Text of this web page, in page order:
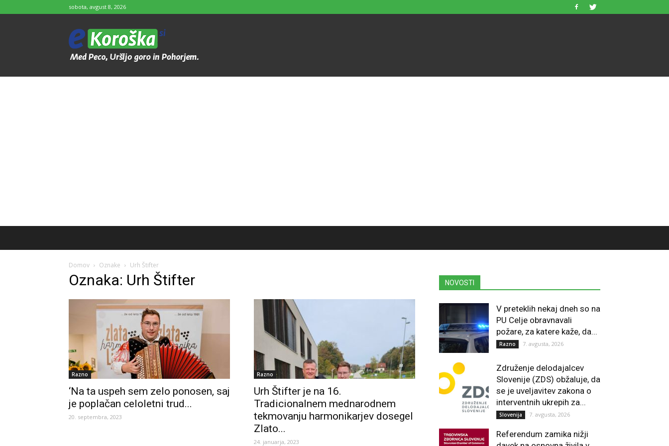
sobota, avgust 8, 2026
e-
Koroška
Domov Oznake Urh Štifter
Oznaka: Urh Štifter
Razno
‘Na ta uspeh sem zelo ponosen, saj
je poplačan celoletni trud...
20. septembra, 2023
Razno
Urh Štifter je na 16.
Tradicionalnem mednarodnem
tekmovanju harmonikarjev dosegel
Zlato...
24. januarja, 2023
NOVOSTI
V preteklih nekaj dneh so na
PU Celje obravnavali
požare, za katere kaže, da...
Razno 7. avgusta, 2026
Združenje delodajalcev
Slovenije (ZDS) obžaluje, da
se je uveljavitev zakona o
interventnih ukrepih za...
Slovenija 7. avgusta, 2026
Referendum zamika nižji